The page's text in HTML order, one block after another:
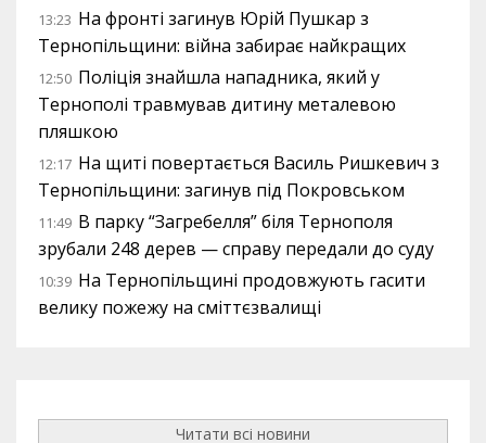
13:23 На фронті загинув Юрій Пушкар з
Тернопільщини: війна забирає найкращих
12:50 Поліція знайшла нападника, який у
Тернополі травмував дитину металевою
пляшкою
12:17 На щиті повертається Василь Ришкевич з
Тернопільщини: загинув під Покровськом
11:49 В парку “Загребелля” біля Тернополя
зрубали 248 дерев — справу передали до суду
10:39 На Тернопільщині продовжують гасити
велику пожежу на сміттєзвалищі
Читати всі новини